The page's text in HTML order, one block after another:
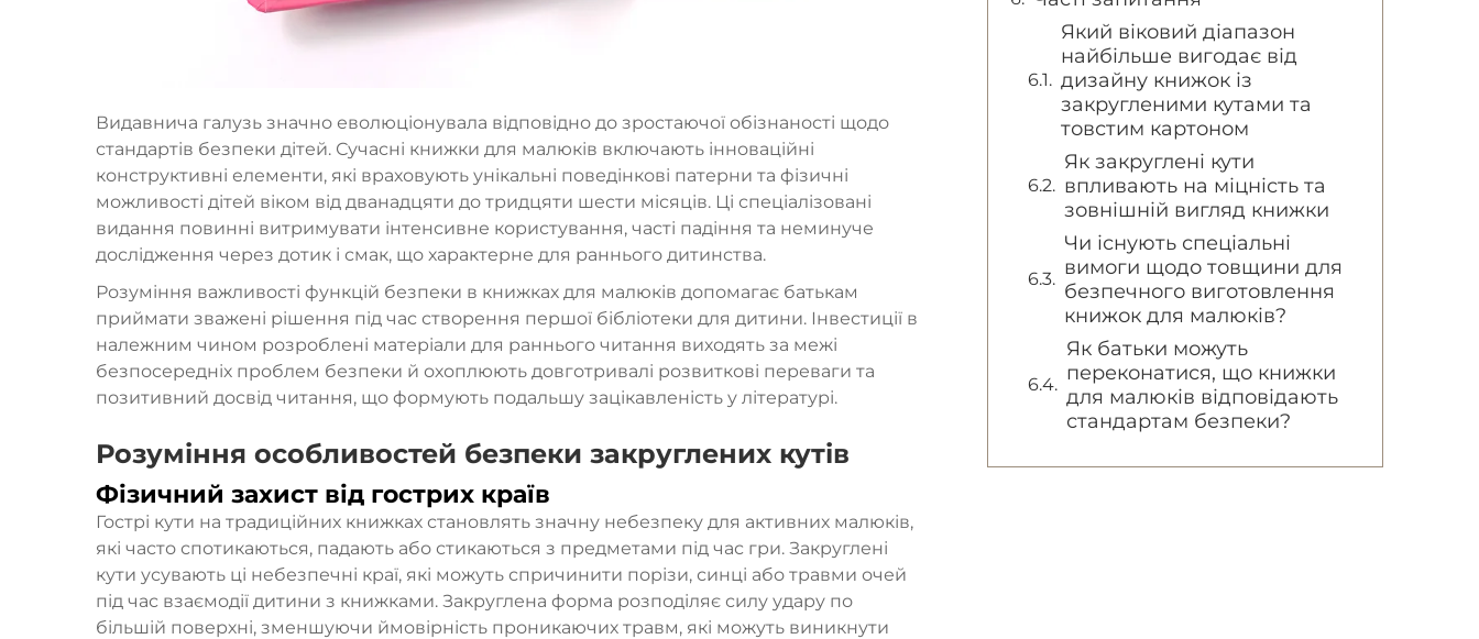
Видавнича галузь значно еволюціонувала відповідно до зростаючої обізнаності щодо
стандартів безпеки дітей. Сучасні книжки для малюків включають інноваційні
конструктивні елементи, які враховують унікальні поведінкові патерни та фізичні
можливості дітей віком від дванадцяти до тридцяти шести місяців. Ці спеціалізовані
видання повинні витримувати інтенсивне користування, часті падіння та неминуче
дослідження через дотик і смак, що характерне для раннього дитинства.
Розуміння важливості функцій безпеки в книжках для малюків допомагає батькам
приймати зважені рішення під час створення першої бібліотеки для дитини. Інвестиції в
належним чином розроблені матеріали для раннього читання виходять за межі
безпосередніх проблем безпеки й охоплюють довготривалі розвиткові переваги та
позитивний досвід читання, що формують подальшу зацікавленість у літературі.
Розуміння особливостей безпеки закруглених кутів
Фізичний захист від гострих країв
Гострі кути на традиційних книжках становлять значну небезпеку для активних малюків,
які часто спотикаються, падають або стикаються з предметами під час гри. Закруглені
кути усувають ці небезпечні краї, які можуть спричинити порізи, синці або травми очей
під час взаємодії дитини з книжками. Закруглена форма розподіляє силу удару по
більшій поверхні, зменшуючи ймовірність проникаючих травм, які можуть виникнути
Який віковий діапазон
найбільше вигодає від
дизайну книжок із
закругленими кутами та
товстим картоном
Як закруглені кути
впливають на міцність та
зовнішній вигляд книжки
Чи існують спеціальні
вимоги щодо товщини для
безпечного виготовлення
книжок для малюків?
Як батьки можуть
переконатися, що книжки
для малюків відповідають
стандартам безпеки?